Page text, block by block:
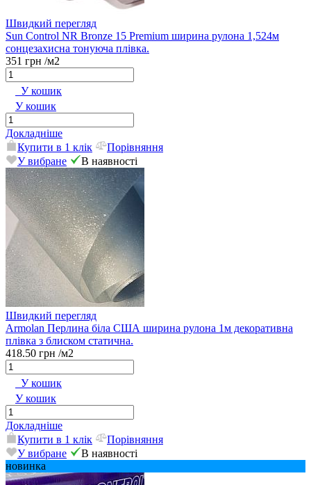
Швидкий перегляд
Sun Control NR Bronze 15 Premium ширина рулона 1,524м
сонцезахисна тонуюча плівка.
351 грн /м2
У кошик
У кошик
Докладніше
Купити в 1 клік
Порівняння
У вибране
В наявності
Швидкий перегляд
Armolan Перлина біла США ширина рулона 1м декоративна
плівка з блиском статична.
418.50 грн /м2
У кошик
У кошик
Докладніше
Купити в 1 клік
Порівняння
У вибране
В наявності
новинка